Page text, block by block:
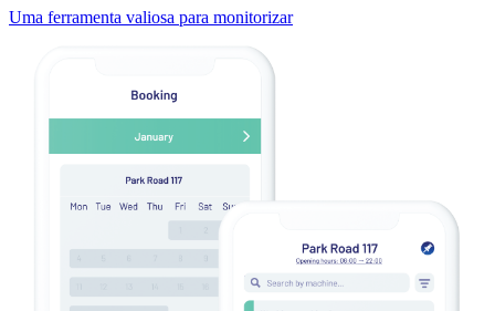
Uma ferramenta valiosa para monitorizar